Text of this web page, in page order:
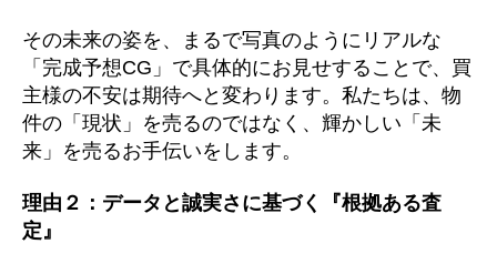
その未来の姿を、まるで写真のようにリアルな
「完成予想CG」で具体的にお見せすることで、買
主様の不安は期待へと変わります。私たちは、物
件の「現状」を売るのではなく、輝かしい「未
来」を売るお手伝いをします。
理由２：データと誠実さに基づく『根拠ある査
定』